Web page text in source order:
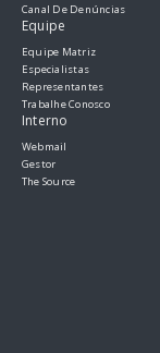
Canal De Denúncias
Equipe
Equipe Matriz
Especialistas
Representantes
Trabalhe Conosco
Interno
Webmail
Gestor
The Source